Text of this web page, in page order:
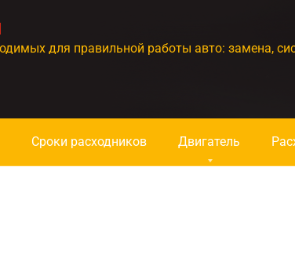
для правильной работы авто: замена,
Сроки расходников Двигатель